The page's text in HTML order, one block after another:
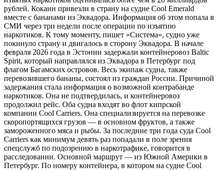
рублей. Кокаин привезли в страну на судне Cool Emerald
вместе с бананами из Эквадора. Информация об этом попала в
СМИ через три недели после операции по изъятию
наркотиков. К тому моменту, пишет «Система», судно уже
покинуло страну и двигалось в сторону Эквадора. В начале
февраля 2026 года в Эстонии задержали контейнеровоз Baltic
Spirit, который направлялся из Эквадора в Петербург под
флагом Багамских островов. Весь экипаж судна, также
перевозившего бананы, состоял из граждан России. Причиной
задержания стала информация о возможной контрабанде
наркотиков. Она не подтвердилась, и контейнеровоз
продолжил рейс. Оба судна входят во флот кипрской
компании Cool Carriers. Она специализируется на перевозке
скоропортящихся грузов — в основном фруктов, а также
замороженного мяса и рыбы. За последние три года суда Cool
Carriers как минимум девять раз попадали в поле зрения
спецслужб по подозрению в наркотрафике, говорится в
расследовании. Основной маршрут — из Южной Америки в
Петербург. По номеру контейнера, в котором на судне Cool